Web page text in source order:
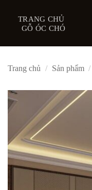
dung
TRANG CHỦ
GỖ ÓC CHÓ
Trang chủ / Sản phẩm /